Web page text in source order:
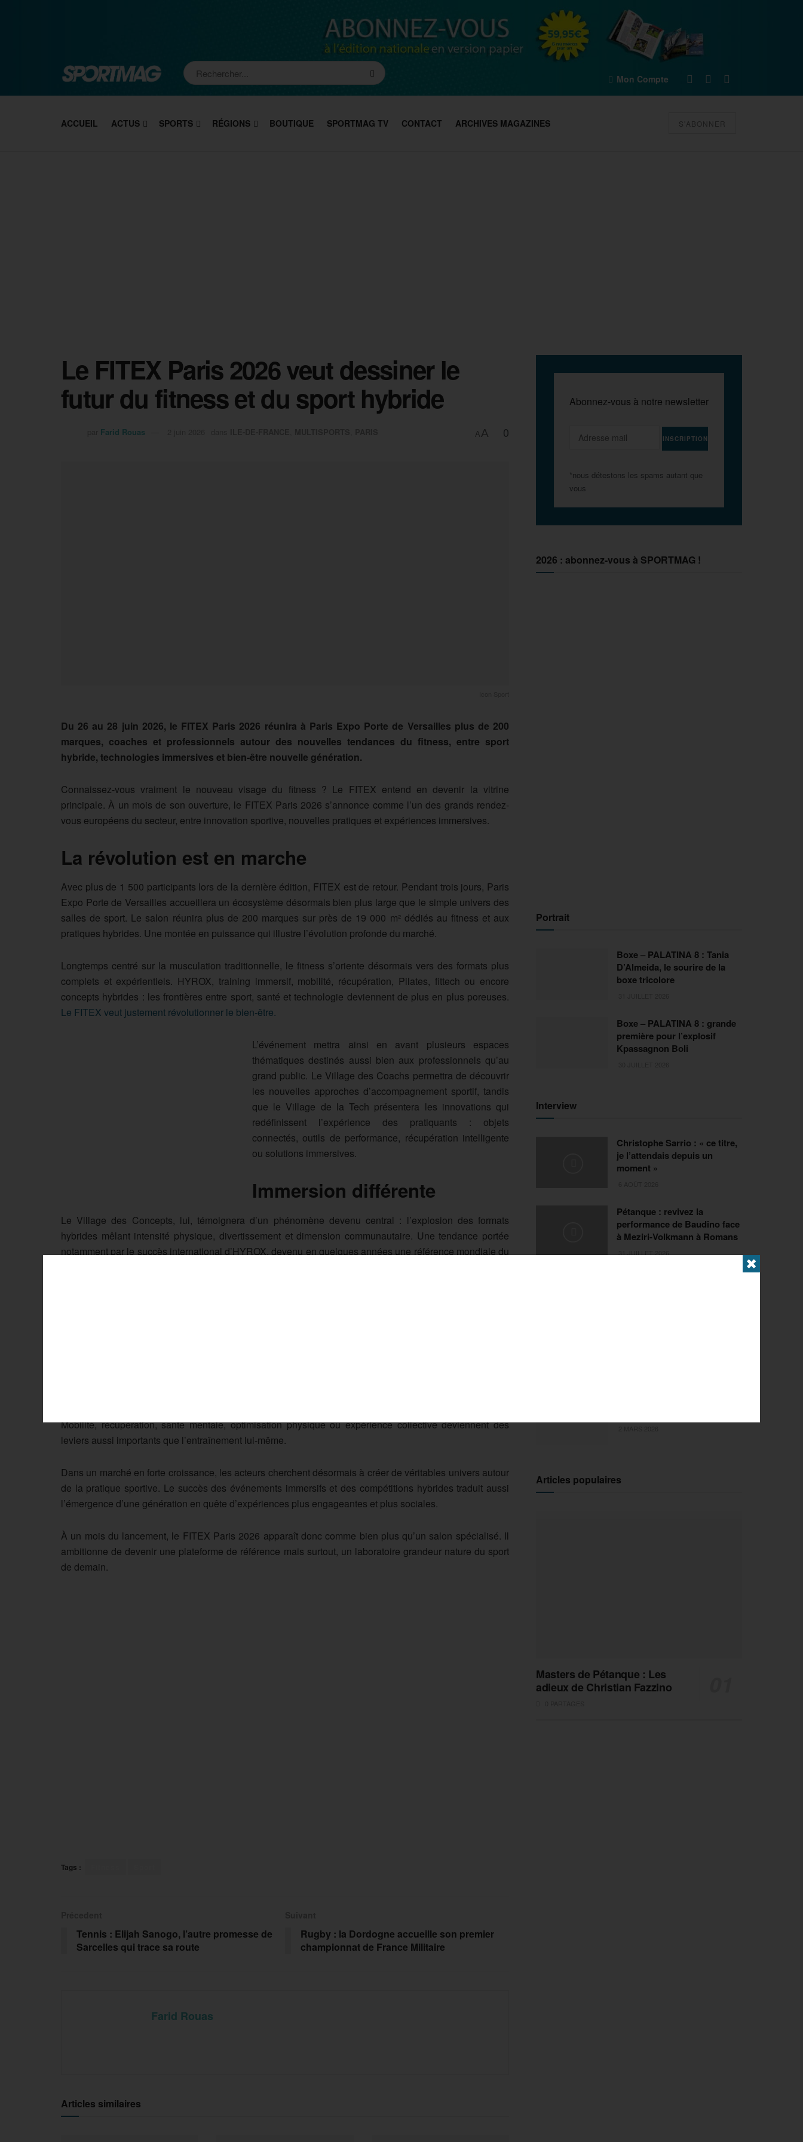
Mon Compte
ACCUEIL ACTUS SPORTS RÉGIONS BOUTIQUE SPORTMAG TV CONTACT ARCHIVES MAGAZINES S'ABONNER
Le FITEX Paris 2026 veut dessiner le
futur du fitness et du sport hybride
Farid Rouas A A 0
Du 26 au 28 juin 2026, le FITEX Paris 2026 réunira à Paris Expo Porte de Versailles plus de 200
marques, coaches et professionnels autour des nouvelles tendances du fitness, entre sport
hybride, technologies immersives et bien-être nouvelle génération.
Connaissez-vous vraiment le nouveau visage du fitness ? Le FITEX entend en devenir la vitrine
principale. À un mois de son ouverture, le FITEX Paris 2026 s’annonce comme l’un des grands rendez-
vous européens du secteur, entre innovation sportive, nouvelles pratiques et expériences immersives.
La révolution est en marche
Avec plus de 1 500 participants lors de la dernière édition, FITEX est de retour. Pendant trois jours, Paris
Expo Porte de Versailles accueillera un écosystème désormais bien plus large que le simple univers des
salles de sport. Le salon réunira plus de 200 marques sur près de 19 000 m² dédiés au fitness et aux
pratiques hybrides. Une montée en puissance qui illustre l’évolution profonde du marché.
Longtemps centré sur la musculation traditionnelle, le fitness s’oriente désormais vers des formats plus
complets et expérientiels. HYROX, training immersif, mobilité, récupération, Pilates, fittech ou encore
concepts hybrides : les frontières entre sport, santé et technologie deviennent de plus en plus poreuses.
Le FITEX veut justement révolutionner le bien-être.
L’événement mettra ainsi en avant plusieurs espaces
thématiques destinés aussi bien aux professionnels qu’au
grand public. Le Village des Coachs permettra de découvrir
les nouvelles approches d’accompagnement sportif, tandis
que le Village de la Tech présentera les innovations qui
redéfinissent l’expérience des pratiquants : objets
connectés, outils de performance, récupération intelligente
ou solutions immersives.
Immersion différente
Le Village des Concepts, lui, témoignera d’un phénomène devenu central : l’explosion des formats
hybrides mêlant intensité physique, divertissement et dimension communautaire. Une tendance portée
notamment par le succès international d’HYROX, devenu en quelques années une référence mondiale du
Mobilité, récupération, santé mentale, optimisation physique ou expérience collective deviennent des
leviers aussi importants que l’entraînement lui-même.
Dans un marché en forte croissance, les acteurs cherchent désormais à créer de véritables univers autour
de la pratique sportive. Le succès des événements immersifs et des compétitions hybrides traduit aussi
l’émergence d’une génération en quête d’expériences plus engageantes et plus sociales.
À un mois du lancement, le FITEX Paris 2026 apparaît donc comme bien plus qu’un salon spécialisé. Il
ambitionne de devenir une plateforme de référence mais surtout, un laboratoire grandeur nature du sport
de demain.
Tags :
Tennis : Elijah Sanogo, l’autre promesse de
Sarcelles qui trace sa route
Rugby : la Dordogne accueille son premier
championnat de France Militaire
Farid Rouas
Articles similaires
Abonnez-vous à notre newsletter
*nous détestons les spams autant que
vous
2026 : abonnez-vous à SPORTMAG !
Portrait
Boxe – PALATINA 8 : Tania
D’Almeida, le sourire de la
boxe tricolore
Boxe – PALATINA 8 : grande
première pour l’explosif
Kpassagnon Boli
Interview
Christophe Sarrio : « ce titre,
je l’attendais depuis un
moment »
Pétanque : revivez la
performance de Baudino face
à Meziri-Volkmann à Romans
31 JUILLET 2026
Articles populaires
Masters de Pétanque : Les
adieux de Christian Fazzino
✖